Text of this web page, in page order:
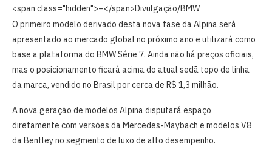
<span class="hidden">–</span>Divulgação/BMW
O primeiro modelo derivado desta nova fase da Alpina será
apresentado ao mercado global no próximo ano e utilizará como
base a plataforma do BMW Série 7. Ainda não há preços oficiais,
mas o posicionamento ficará acima do atual sedã topo de linha
da marca, vendido no Brasil por cerca de R$ 1,3 milhão.
A nova geração de modelos Alpina disputará espaço
diretamente com versões da Mercedes-Maybach e modelos V8
da Bentley no segmento de luxo de alto desempenho.